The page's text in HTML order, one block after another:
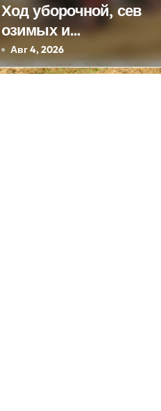
Ход уборочной, сев
озимых и
строительство
профилакториев.
Авг 4, 2026